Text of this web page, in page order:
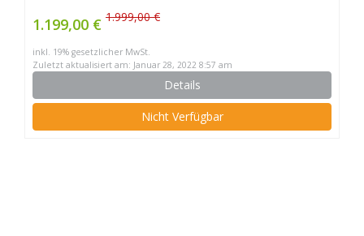
1.199,00 € 1.999,00 €
inkl. 19% gesetzlicher MwSt.
Zuletzt aktualisiert am: Januar 28, 2022 8:57 am
Details
Nicht Verfügbar